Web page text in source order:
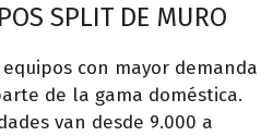
SPLIT DE MURO
con mayor demanda
de la gama doméstica.
van desde 9.000 a